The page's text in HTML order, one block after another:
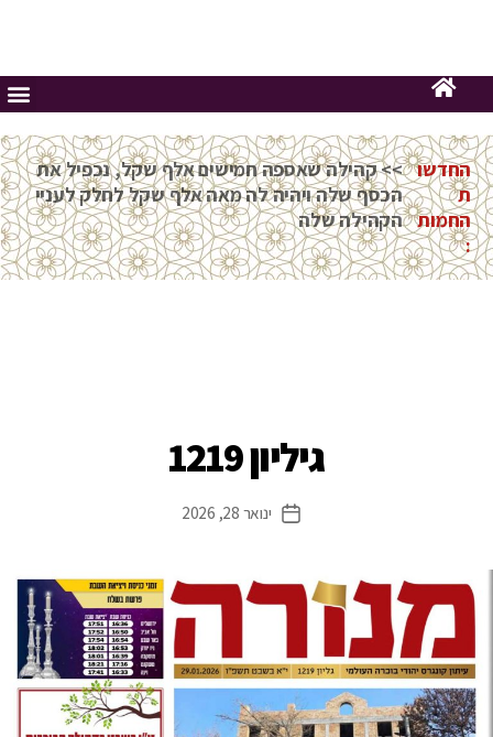
החדשות
החמות:
ינואר 28, 2026